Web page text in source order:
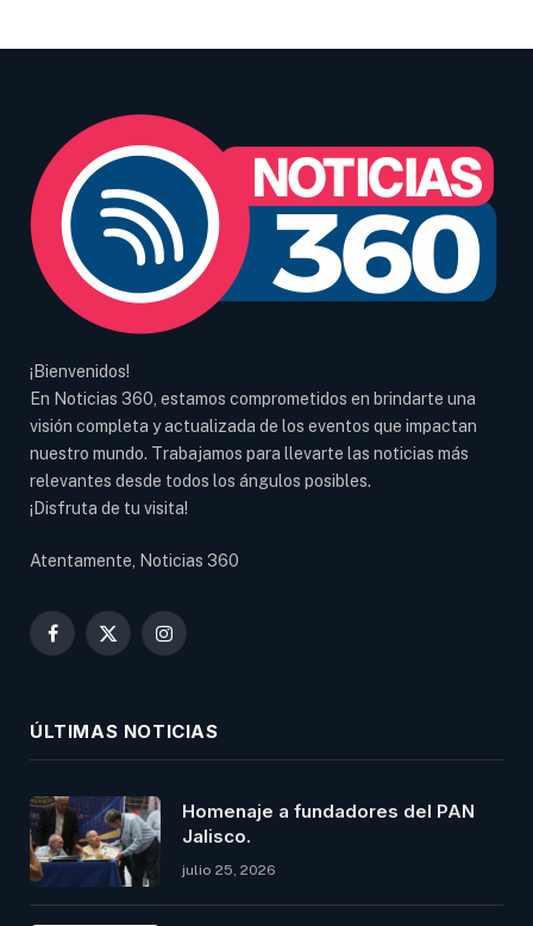
¡Bienvenidos!
En Noticias 360, estamos comprometidos en brindarte una
visión completa y actualizada de los eventos que impactan
nuestro mundo. Trabajamos para llevarte las noticias más
relevantes desde todos los ángulos posibles.
¡Disfruta de tu visita!
Atentamente, Noticias 360
Facebook
X
Instagram
ÚLTIMAS NOTICIAS
Homenaje a fundadores del PAN
Jalisco.
julio 25, 2026